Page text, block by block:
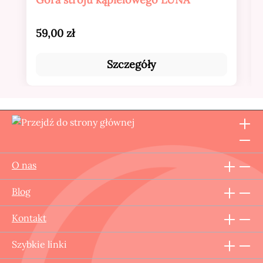
Cena regularna:
59,00 zł
Szczegóły
O nas
Blog
Kontakt
Szybkie linki